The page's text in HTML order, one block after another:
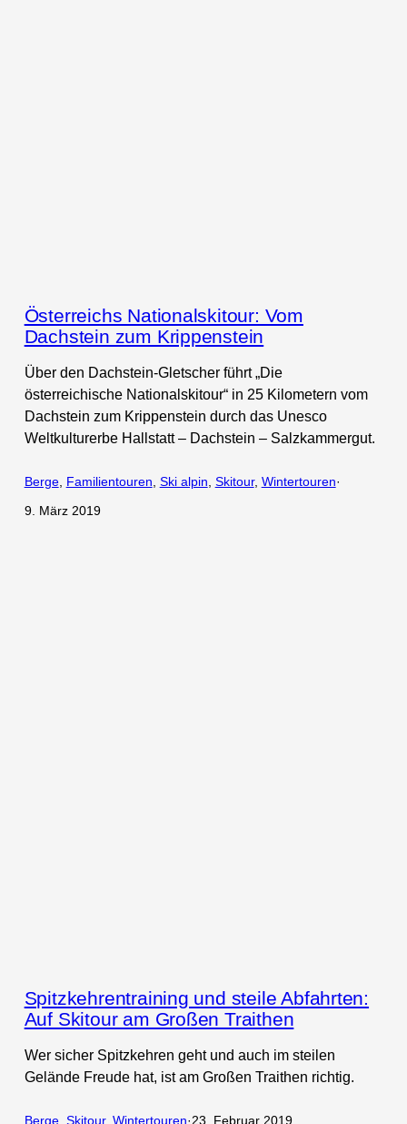
Österreichs Nationalskitour: Vom
Dachstein zum Krippenstein
Über den Dachstein-Gletscher führt „Die
österreichische Nationalskitour“ in 25 Kilometern vom
Dachstein zum Krippenstein durch das Unesco
Weltkulturerbe Hallstatt – Dachstein – Salzkammergut.
Berge, Familientouren Ski alpin Skitour, Wintertouren·
9. März 2019
Spitzkehrentraining und steile Abfahrten:
Auf Skitour am Großen Traithen
Wer sicher Spitzkehren geht und auch im steilen
Gelände Freude hat, ist am Großen Traithen richtig.
Berge, Skitour, Wintertouren·23. Februar 2019